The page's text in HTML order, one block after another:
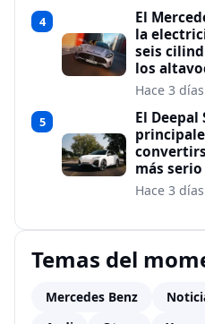
4
El
la
seis
los
Hace 3 días
5
El Deepal
más serio
Hace 3 días
Temas del
Mercedes Benz